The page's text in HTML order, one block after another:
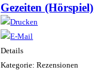
Gezeiten (Hörspiel)
Details
Kategorie: Rezensionen